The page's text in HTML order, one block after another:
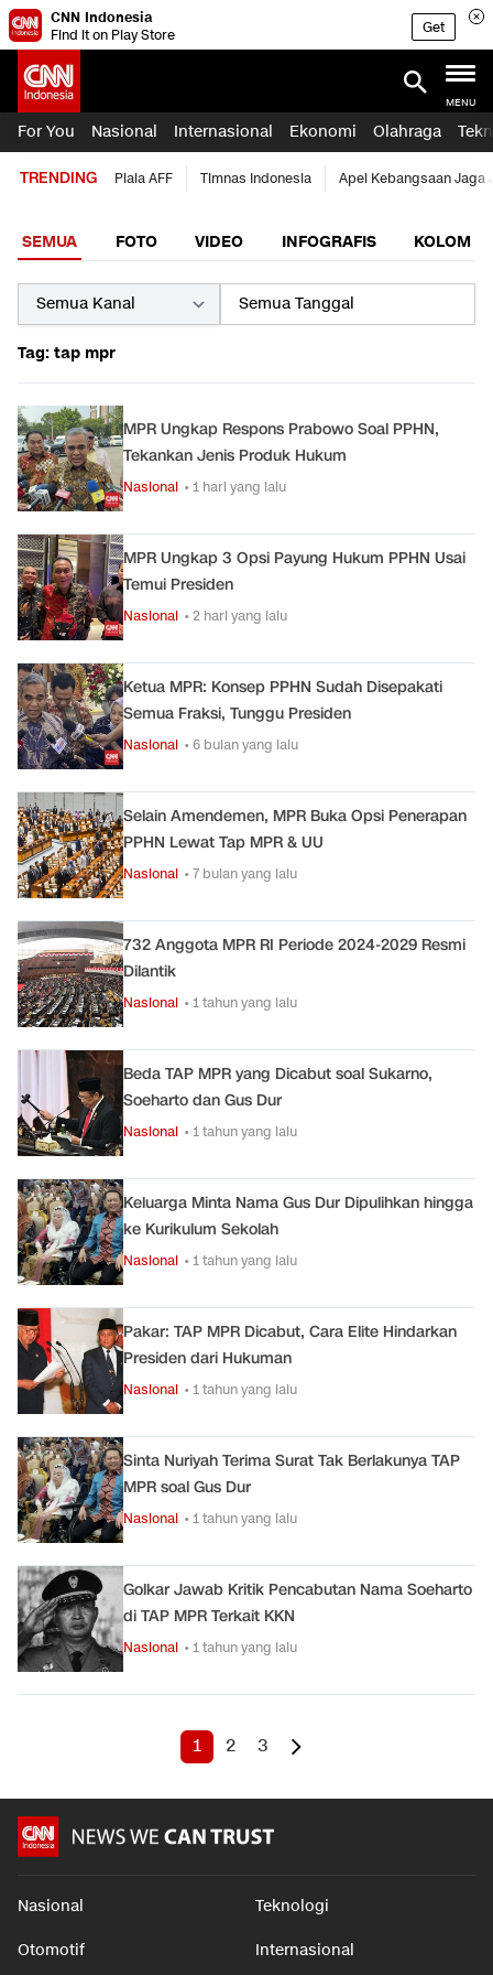
CNN Indonesia
Find it on Play Store
Get
MENU
For You Nasional Internasional Ekonomi Olahraga
TRENDING Piala AFF Timnas Indonesia Apel Kebangsaan Jaga
SEMUA FOTO VIDEO INFOGRAFIS KOLOM
Tag: tap mpr
MPR Ungkap Respons Prabowo Soal PPHN,
Tekankan Jenis Produk Hukum
Nasional • 1 hari yang lalu
MPR Ungkap 3 Opsi Payung Hukum PPHN Usai
Temui Presiden
Nasional • 2 hari yang lalu
Ketua MPR: Konsep PPHN Sudah Disepakati
Semua Fraksi, Tunggu Presiden
Nasional • 6 bulan yang lalu
Selain Amendemen, MPR Buka Opsi Penerapan
PPHN Lewat Tap MPR & UU
Nasional • 7 bulan yang lalu
732 Anggota MPR RI Periode 2024-2029 Resmi
Dilantik
Nasional • 1 tahun yang lalu
Beda TAP MPR yang Dicabut soal Sukarno,
Soeharto dan Gus Dur
Nasional • 1 tahun yang lalu
Keluarga Minta Nama Gus Dur Dipulihkan hingga
ke Kurikulum Sekolah
Nasional • 1 tahun yang lalu
Pakar: TAP MPR Dicabut, Cara Elite Hindarkan
Presiden dari Hukuman
Nasional • 1 tahun yang lalu
Sinta Nuriyah Terima Surat Tak Berlakunya TAP
MPR soal Gus Dur
Nasional • 1 tahun yang lalu
Golkar Jawab Kritik Pencabutan Nama Soeharto
di TAP MPR Terkait KKN
Nasional • 1 tahun yang lalu
1 2 3
Nasional Teknologi
Otomotif Internasional